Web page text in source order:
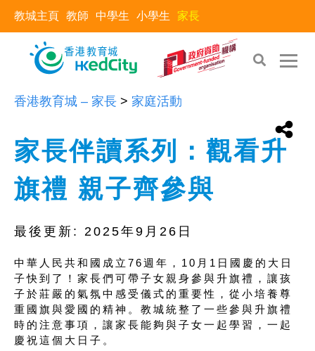
教城主頁 教師 中學生 小學生 家長
香港教育城 – 家長 > 家庭活動
家長伴讀系列：觀看升
旗禮 親子齊參與
最後更新: 2025年9月26日
中華人民共和國成立76週年，10月1日國慶的大日
子快到了！家長們可帶子女親身參與升旗禮，讓孩
子於莊嚴的氣氛中感受儀式的重要性，從小培養尊
重國旗與愛國的精神。教城統整了一些參與升旗禮
時的注意事項，讓家長能夠與子女一起學習，一起
慶祝這個大日子。